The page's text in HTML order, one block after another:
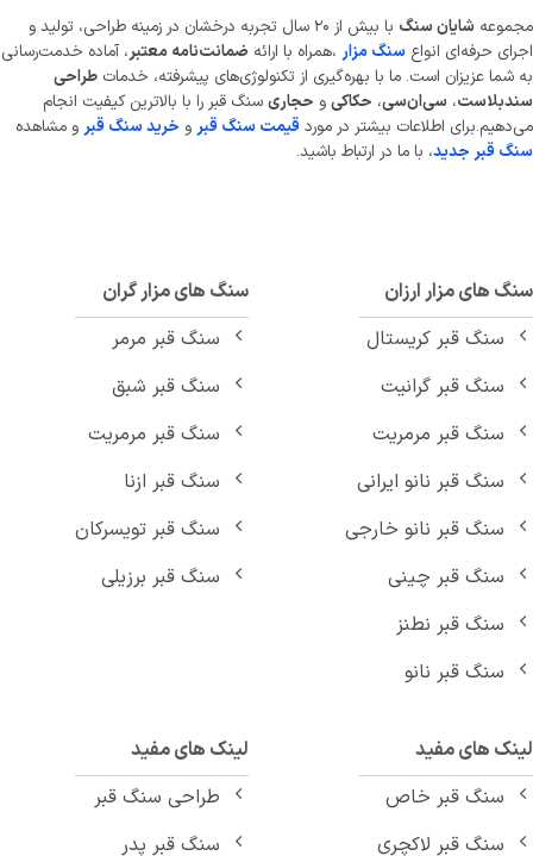
شایان سنگ
با بیش از ۲۰ سال تجربه درخشان در زمینه طراحی، تولید و
حرفه‌ای انواعسنگ مزار،همراه با ارائهضمانت‌نامه معتبر، آماده خدمت‌رسانی
عزیزان است. ما با بهره‌گیری از تکنولوژی‌های پیشرفته، خدماتطراحی
،سی‌ان‌سی،حکاکیوحجاریسنگ قبر را با بالاترین کیفیت انجام
اطلاعات بیشتر در موردقیمت سنگ قبروخرید سنگ قبرو مشاهده
قبر جدید، با ما در ارتباط باشید.
های مزار ارزان
سنگ قبر کریستال
سنگ قبر گرانیت
سنگ قبر مرمریت
سنگ قبر نانو ایرانی
سنگ قبر نانو خارجی
سنگ قبر چینی
سنگ قبر نطنز
سنگ قبر نانو
سنگ های مزار گران
سنگ قبر مرمر
سنگ قبر شبق
سنگ قبر مرمریت
سنگ قبر ازنا
سنگ قبر تویسرکان
سنگ قبر برزیلی
های مفید
سنگ قبر خاص
سنگ قبر لاکچری
لینک های مفید
طراحی سنگ قبر
سنگ قبر پدر